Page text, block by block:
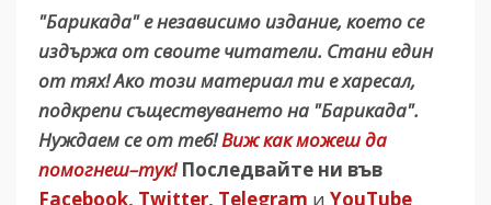
"Барикада" е независимо издание, което се
издържа от своите читатели. Стани един
от тях! Ако този материал ти е харесал,
подкрепи съществуването на "Барикада".
Нуждаем се от теб!Виж как можеш да
помогнеш–тук! Последвайте ни във
Facebook, Twitter, Telegram и YouTube